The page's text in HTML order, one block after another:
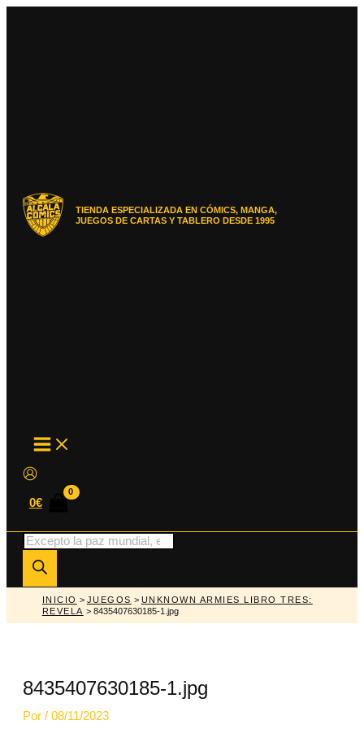
TIENDA ESPECIALIZADA EN CÓMICS, MANGA,
JUEGOS DE CARTAS Y TABLERO DESDE 1995
MAIN
MENU
0€
Búsqueda
de
productos
INICIO > JUEGOS > UNKNOWN ARMIES LIBRO TRES:
REVELA > 8435407630185-1.jpg
8435407630185-1.jpg
Por / 08/11/2023